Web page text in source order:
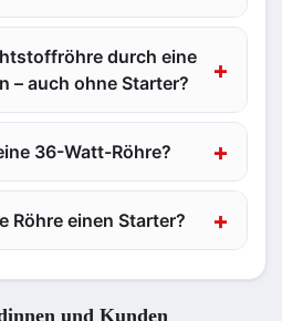
durch eine
– auch ohne Starter?
36-Watt-Röhre?
Röhre einen Starter?
und Kunden